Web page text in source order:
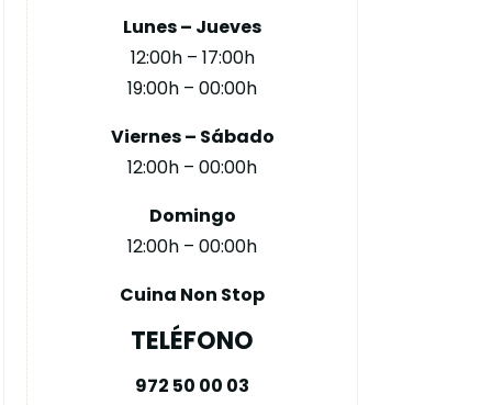
Lunes – Jueves
12:00h – 17:00h
19:00h – 00:00h
Viernes – Sábado
12:00h – 00:00h
Domingo
12:00h – 00:00h
Cuina Non Stop
TELÉFONO
972 50 00 03